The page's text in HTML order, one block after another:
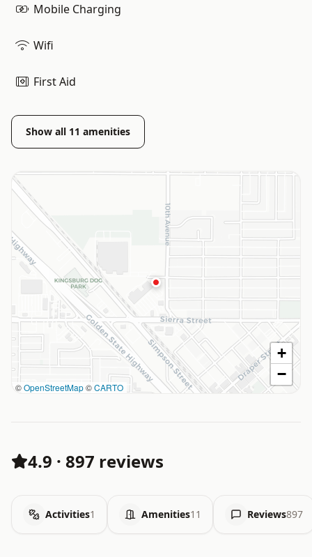
Mobile Charging
Wifi
First Aid
Show all 11 amenities
©OpenStreetMap©CARTO
+
−
4.9 · 897 reviews
Activities1 Amenities11 Reviews897